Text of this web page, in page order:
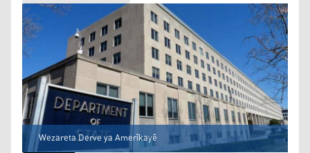
Wezareta Derve ya Amerîkayê